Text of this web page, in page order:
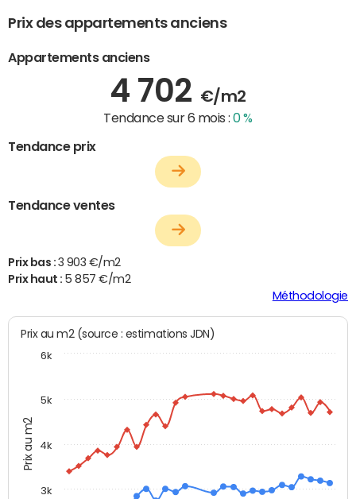
Prix des appartements anciens
Appartements anciens
4 702 €/m2
Tendance sur 6 mois :0 %
Tendance prix
Tendance ventes
Prix bas : 3 903 €/m2
Prix haut : 5 857 €/m2
Méthodologie
Prix au m2
Prix au m2 (source : estimations JDN)
3k
4k
5k
6k